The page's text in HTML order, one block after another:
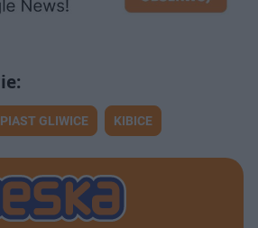
PIAST GLIWICE KIBICE